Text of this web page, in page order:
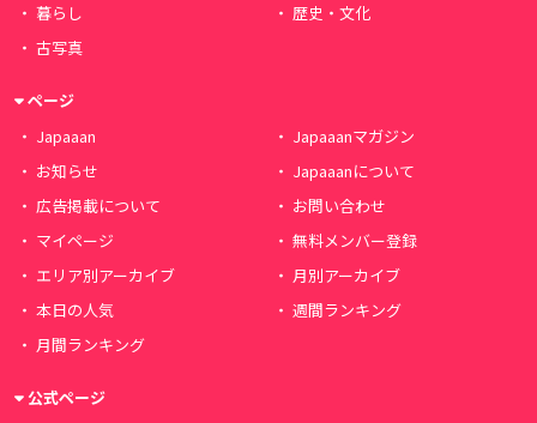
暮らし
歴史・文化
古写真
ページ
Japaaan
Japaaanマガジン
お知らせ
Japaaanについて
広告掲載について
お問い合わせ
マイページ
無料メンバー登録
エリア別アーカイブ
月別アーカイブ
本日の人気
週間ランキング
月間ランキング
公式ページ